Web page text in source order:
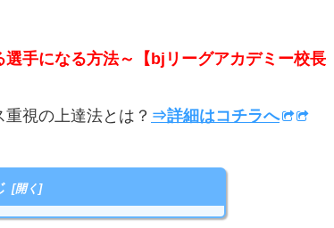
手になる方法～【bjリーグアカデミー校長
視の上達法とは？ ⇒詳細はコチラへ